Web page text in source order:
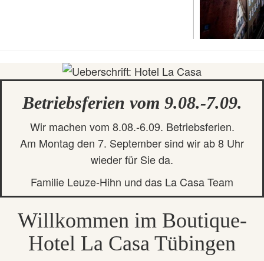
Betriebsferien vom 9.08.-7.09.
Wir machen vom 8.08.-6.09. Betriebsferien.
Am Montag den 7. September sind wir ab 8 Uhr
wieder für Sie da.
Familie Leuze-Hihn und das La Casa Team
Willkommen im Boutique-
Hotel La Casa Tübingen